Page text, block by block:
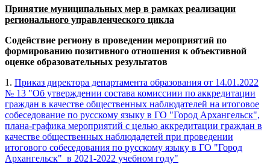
Принятие муниципальных мер в рамках реализации
регионального управленческого цикла
Содействие региону в проведении мероприятий по
формированию позитивного отношения к объективной
оценке образовательных результатов
1. Приказ директора департамента образования от 14.01.2022
№ 13 "Об утверждении состава комиссиии по аккредитации
граждан в качестве общественных наблюдателей на итоговое
собеседование по русскому языку в ГО "Город Архангельск",
плана-графика мероприятий с целью аккредитации граждан в
качестве общественных наблюдадетей при проведении
итогового собеседования по русскому языку в ГО "Город
Архангельск" в 2021-2022 учебном году"